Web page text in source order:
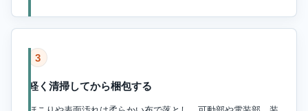
3
軽く清掃してから梱包する